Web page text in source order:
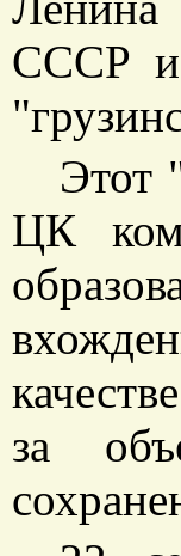
СССР и
Этот
ЦК
за